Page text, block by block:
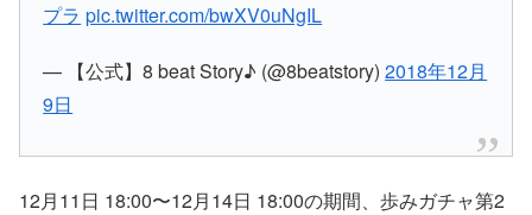
プラ pic.twitter.com/bwXV0uNgIL
— 【公式】8 beat Story♪ (@8beatstory)2018年12月
9日
12月11日 18:00〜12月14日 18:00の期間、歩みガチャ第2